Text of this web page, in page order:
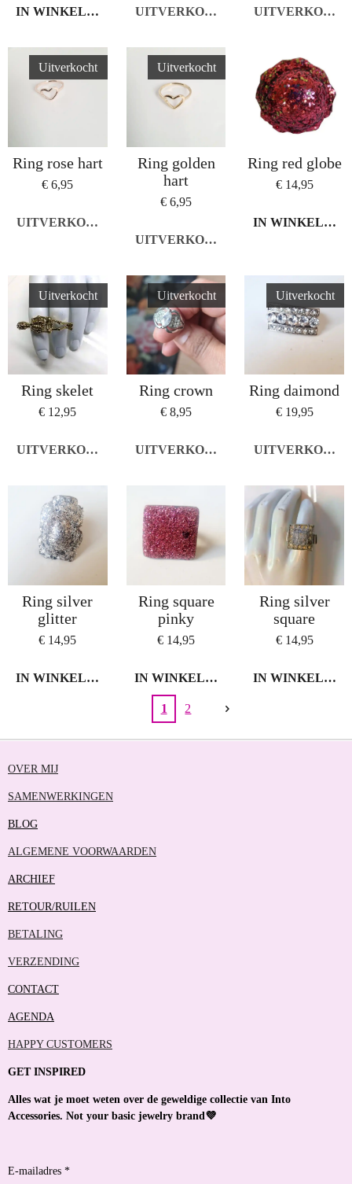
IN WINKELWAGEN UITVERKOCHT UITVERKOCHT
Uitverkocht
Ring rose hart
€ 6,95
UITVERKOCHT
Uitverkocht
Ring golden
hart
€ 6,95
UITVERKOCHT
Ring red globe
€ 14,95
IN
Uitverkocht
Ring skelet
€ 12,95
UITVERKOCHT
Uitverkocht
Ring crown
€ 8,95
UITVERKOCHT
Uitverkocht
Ring daimond
€ 19,95
UITVERKOCHT
Ring silver
glitter
€ 14,95
IN WINKELWAGEN
Ring square
pinky
€ 14,95
IN WINKELWAGEN
Ring silver
square
€ 14,95
IN
1 2
OVER MIJ
SAMENWERKINGEN
BLOG
ALGEMENE VOORWAARDEN
ARCHIEF
RETOUR/RUILEN
BETALING
VERZENDING
CONTACT
AGENDA
HAPPY CUSTOMERS
GET INSPIRED
Alles wat je moet weten over de geweldige collectie van Into
Accessories. Not your basic jewelry brand💜
E-mailadres *